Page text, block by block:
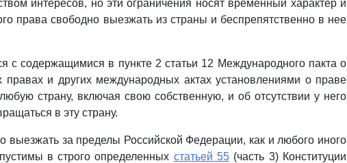
интересов, но эти ограничения носят временный характер и
права свободно выезжать из страны и беспрепятственно в нее
с содержащимися в пункте 2 статьи 12 Международного пакта о
правах и других международных актах установлениями о праве
страну, включая свою собственную, и об отсутствии у него
в эту страну.
выезжать за пределы Российской Федерации, как и любого иного
в строго определенных статьей 55 (часть 3) Конституции